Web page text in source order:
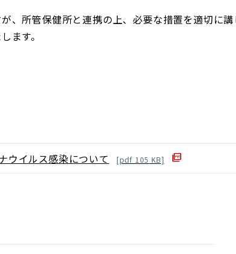
、所管保健所と連携の上、必要な措置を適切に
ます。
ウイルス感染について [pdf 105 KB]